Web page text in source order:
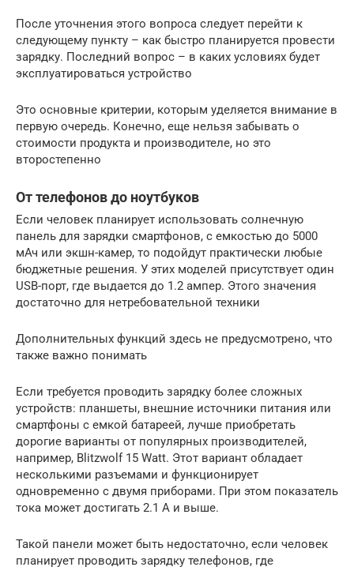
После уточнения этого вопроса следует перейти к
следующему пункту – как быстро планируется провести
зарядку. Последний вопрос – в каких условиях будет
эксплуатироваться устройство
Это основные критерии, которым уделяется внимание в
первую очередь. Конечно, еще нельзя забывать о
стоимости продукта и производителе, но это
второстепенно
От телефонов до ноутбуков
Если человек планирует использовать солнечную
панель для зарядки смартфонов, с емкостью до 5000
мАч или экшн-камер, то подойдут практически любые
бюджетные решения. У этих моделей присутствует один
USB-порт, где выдается до 1.2 ампер. Этого значения
достаточно для нетребовательной техники
Дополнительных функций здесь не предусмотрено, что
также важно понимать
Если требуется проводить зарядку более сложных
устройств: планшеты, внешние источники питания или
смартфоны с емкой батареей, лучше приобретать
дорогие варианты от популярных производителей,
например, Blitzwolf 15 Watt. Этот вариант обладает
несколькими разъемами и функционирует
одновременно с двумя приборами. При этом показатель
тока может достигать 2.1 А и выше.
Такой панели может быть недостаточно, если человек
планирует проводить зарядку телефонов, где